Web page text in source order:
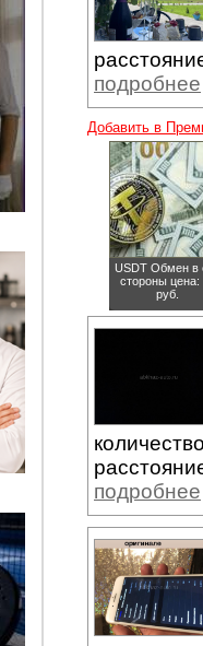
подробнее
Добавить в
USDT Обмен в
стороны цена:
руб.
подробнее